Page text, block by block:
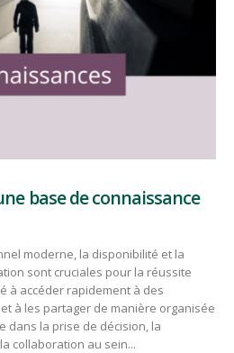
base de connaissance
moderne, la disponibilité et la
sont cruciales pour la réussite
à accéder rapidement à des
à les partager de manière organisée
dans la prise de décision, la
collaboration au sein...